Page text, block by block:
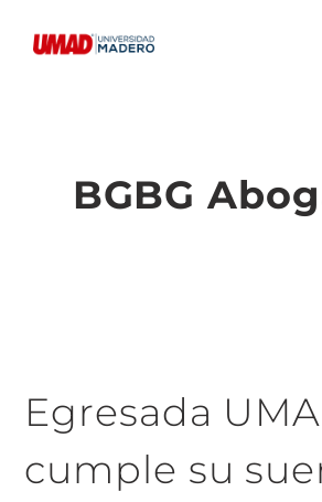
BGBG
Egresada
cumple su